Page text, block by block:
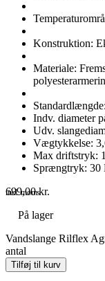
Konstruktion:
Materiale:
Indv. diameter
Udv.
Vægtykkelse:
Max driftstryk:
Sprængtryk: 30
699,00kr.
inkl. moms
På lager
Vandslange Rilflex
antal
Tilføj til kurv